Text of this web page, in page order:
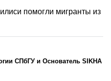
помогли мигранты из
СПбГУ и Основатель SIKHA